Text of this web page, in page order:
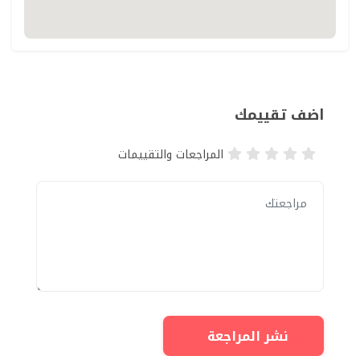
اضف تقييمك
المراجعات والتقييمات
نشر المراجعة